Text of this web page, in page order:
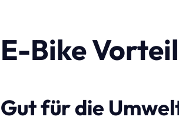
E-Bike
Gut für die